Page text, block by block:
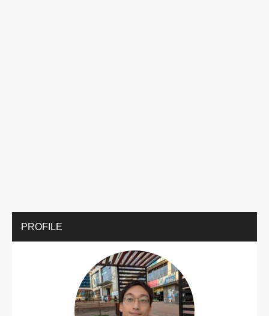
PROFILE